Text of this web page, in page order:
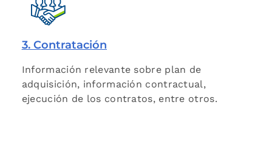
3. Contratación
Información relevante sobre plan de
adquisición, información contractual,
ejecución de los contratos, entre otros.